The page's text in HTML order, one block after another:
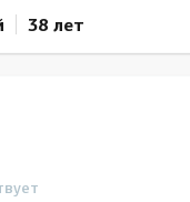
38 лет